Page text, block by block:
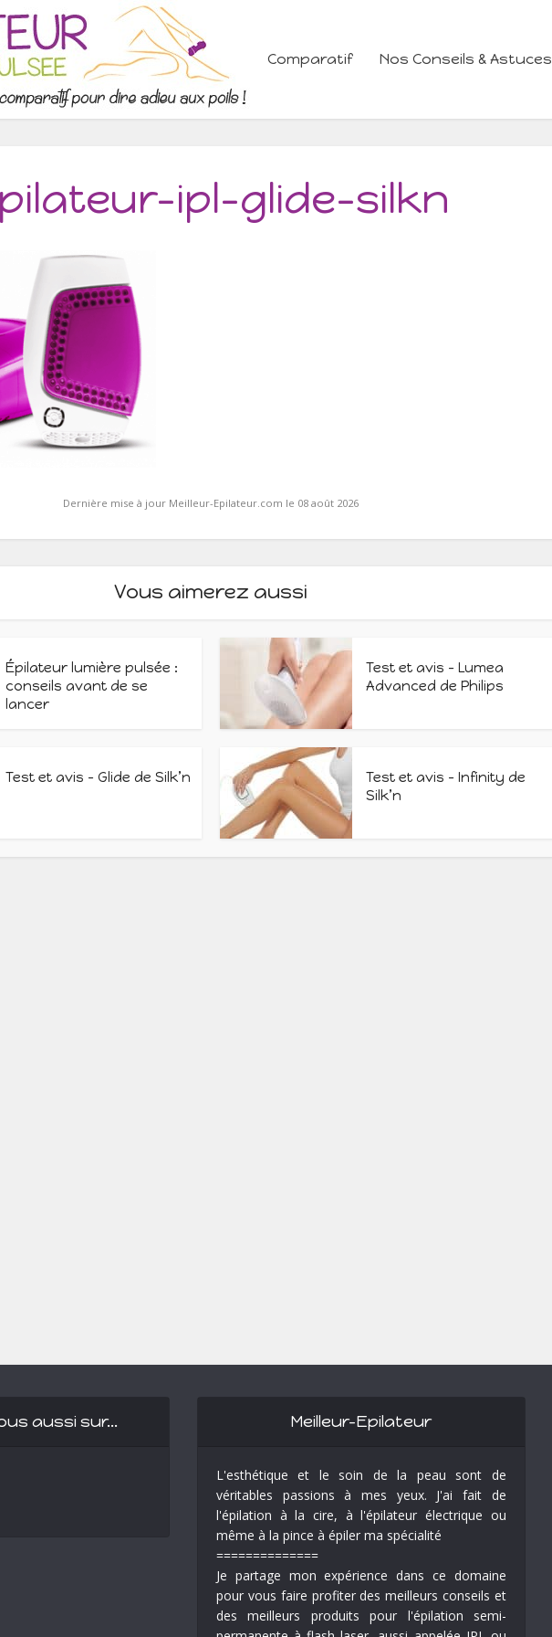
Comparatif Nos Conseils & Astuces
ipl-glide-silkn
Dernière mise à jour Meilleur-Epilateur.com le 08 août 2026
Vous aimerez aussi
Épilateur lumière pulsée :
conseils avant de se
lancer
Test et avis – Lumea
Advanced de Philips
Test et avis – Glide de Silk’n
Test et avis – Infinity de
Silk’n
aussi sur… Meilleur-Epilateur
L'esthétique et le soin de la peau sont de
véritables passions à mes yeux. J'ai fait de
l'épilation à la cire, à l'épilateur électrique ou
même à la pince à épiler ma spécialité
==============
Je partage mon expérience dans ce domaine
pour vous faire profiter des meilleurs conseils et
des meilleurs produits pour l'épilation semi-